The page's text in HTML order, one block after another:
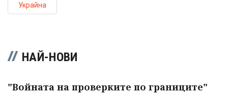
Украйна
НАЙ-НОВИ
"Войната на проверките по границите"